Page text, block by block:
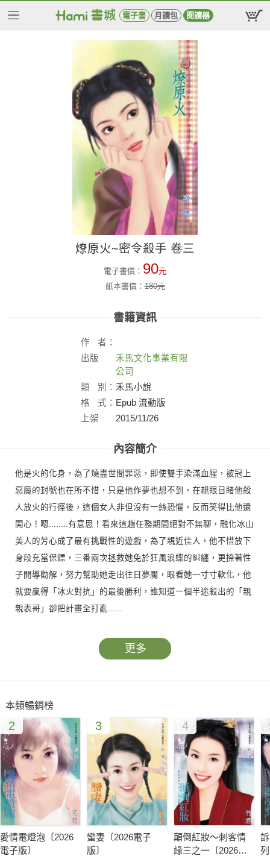
電子書 月讀包 閱讀器
燎原火~密令殺手 卷三
電子書價： 90元
紙本書價：180元
書籍資訊
作
者：
出版
禾馬文化事業有限
公司
類
別： 禾馬小說
格
式： Epub 流動版
上架
2015/11/26
內容簡介
他是火的化身，為了燒盡世間罪惡，即使雙手染滿血腥，被冠上
惡魔的封號也在所不惜，只是他作夢也想不到，在親眼目睹他殺
人放火的行徑後，這個女人非但沒有一絲恐懼，反而笑得比他還
開心！嗯........有意思！看來這趟任務期間絕對不無聊，融化冰山
美人的芳心成了最有挑戰性的遊戲，為了親近佳人，他不惜放下
身段充當保鏢，三番兩次拯救她免於狂風浪蝶的糾纏，更捺著性
子開導勸解，努力幫助她走出往日夢魘，眼看她一寸寸軟化，他
就要贏得「冰火對抗」的最後勝利，誰知道一個半途殺出的「親
親表哥」卻把計畫全打亂......
更多
本類暢銷榜
2
愛情電燈泡〔2026
電子版〕
3
蠻妻〔2026電子
版〕
4
顛倒紅妝～刺客情
緣三之一〔2026電